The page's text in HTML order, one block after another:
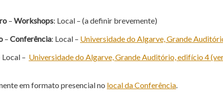
– Workshops: Local – (a definir brevemente)
– Conferência: Local – Universidade do Algarve, Grande
Local – Universidade do Algarve, Grande Auditório, edifício 4
em formato presencial no local da Conferência.